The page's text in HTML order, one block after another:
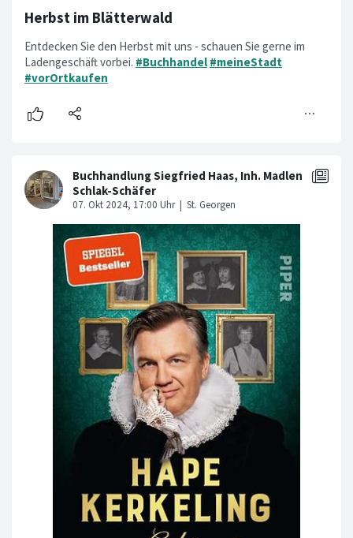
Herbst im Blätterwald
Entdecken Sie den Herbst mit uns - schauen Sie gerne im
Ladengeschäft vorbei. #Buchhandel #meineStadt
#vorOrtkaufen